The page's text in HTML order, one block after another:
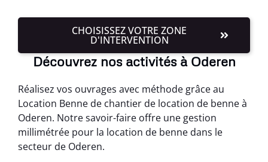
CHOISISSEZ VOTRE ZONE
D'INTERVENTION
Découvrez nos activités à Oderen
Réalisez vos ouvrages avec méthode grâce au
Location Benne de chantier de location de benne à
Oderen. Notre savoir-faire offre une gestion
millimétrée pour la location de benne dans le
secteur de Oderen.